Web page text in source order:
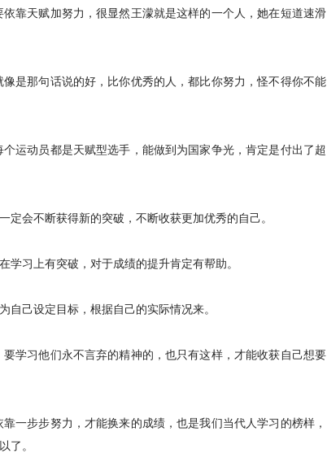
靠天赋加努力，很显然王濛就是这样的一个人，她在短道速滑
是那句话说的好，比你优秀的人，都比你努力，怪不得你不能
运动员都是天赋型选手，能做到为国家争光，肯定是付出了超
会不断获得新的突破，不断收获更加优秀的自己。
习上有突破，对于成绩的提升肯定有帮助。
己设定目标，根据自己的实际情况来。
学习他们永不言弃的精神的，也只有这样，才能收获自己想要
一步步努力，才能换来的成绩，也是我们当代人学习的榜样，
了。